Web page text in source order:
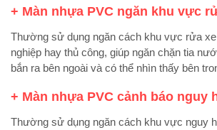
+ Màn nhựa PVC ngăn khu vực
Thường sử dụng ngăn cách khu vực rửa
nghiệp hay thủ công, giúp ngăn chặn tia
bắn ra bên ngoài và có thể nhìn thấy bên
+ Màn nhựa PVC cảnh báo nguy
Thường sử dụng ngăn cách khu vực nguy